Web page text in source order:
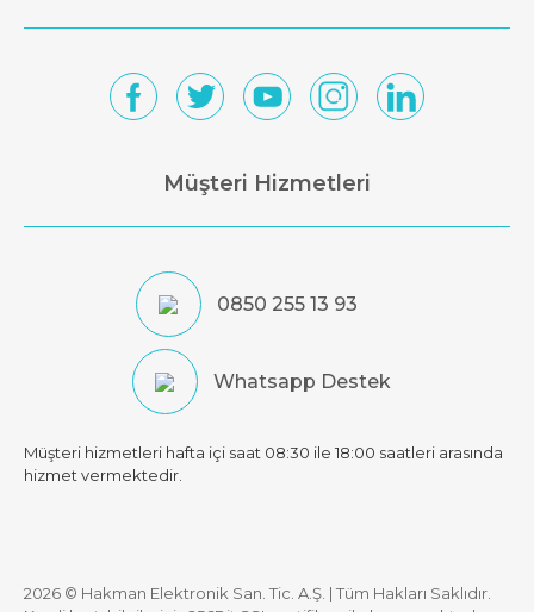
Müşteri Hizmetleri
0850 255 13 93
Whatsapp Destek
Müşteri hizmetleri hafta içi saat 08:30 ile 18:00 saatleri arasında
hizmet vermektedir.
2026 © Hakman Elektronik San. Tic. A.Ş. | Tüm Hakları Saklıdır.